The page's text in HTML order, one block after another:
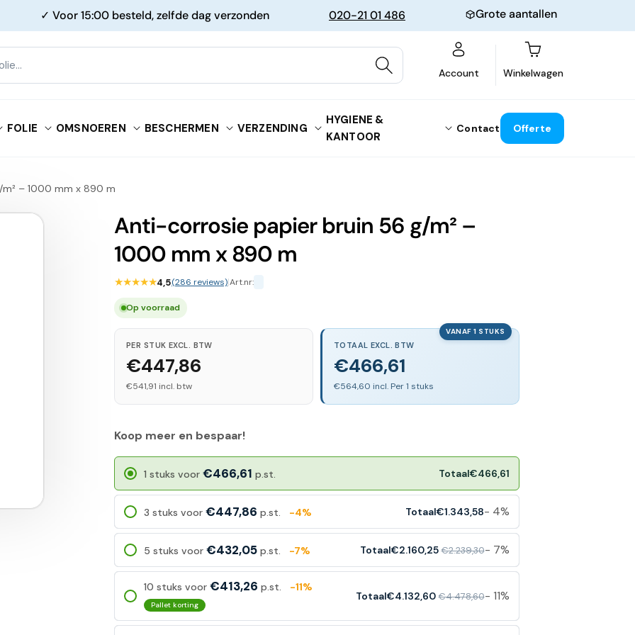
✓ Voor 15:00 besteld, zelfde dag verzonden 020-21 01 486 Grote aantallen
Account Winkelwagen
FOLIE OMSNOEREN BESCHERMEN VERZENDING
HYGIENE &
KANTOOR
Contact Offerte
– 1000 mm x 890 m
Anti-corrosie papier bruin 56 g/m² –
1000 mm x 890 m
★★★★★4,5(286 reviews)|Art.nr:
Op voorraad
PER STUK EXCL. BTW
€447,86
€541,91 incl. btw
VANAF 1 STUKS
TOTAAL EXCL. BTW
€466,61
€564,60 incl. Per 1 stuks
Koop meer en bespaar!
1 stuks voor €466,61 p.st. Totaal€466,61
3 stuks voor €447,86 p.st. -4% Totaal€1.343,58- 4%
5 stuks voor €432,05 p.st. -7% Totaal€2.160,25 €2.239,30- 7%
10 stuks voor €413,26 p.st. -11%
Pallet korting
Totaal€4.132,60 €4.478,60- 11%